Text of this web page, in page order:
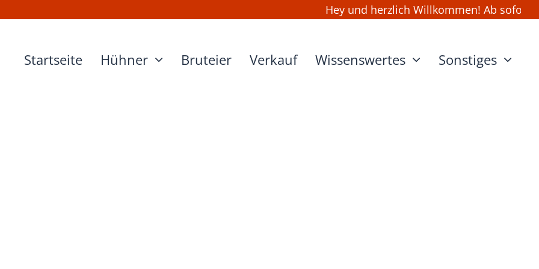
Hey und herzlich Willkommen! Ab sofort
Startseite Hühner Bruteier Verkauf Wissenswertes Sonstiges